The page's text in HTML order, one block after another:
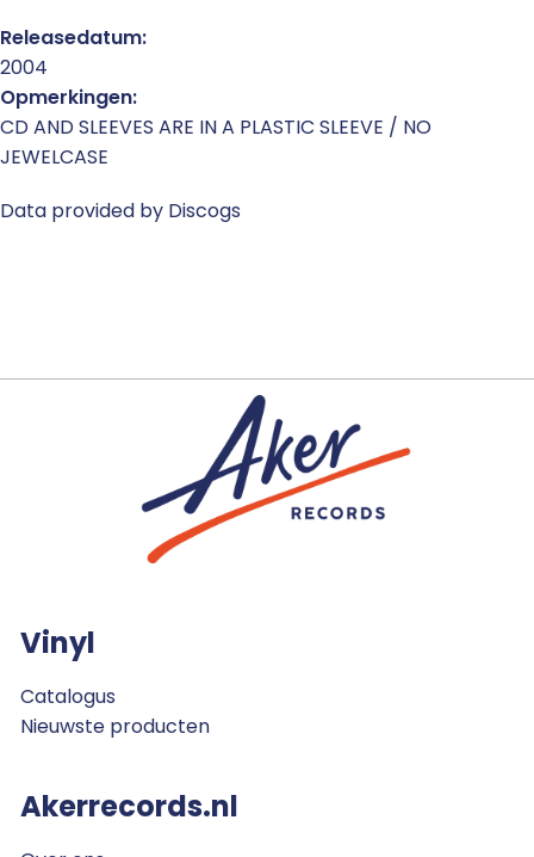
Releasedatum:
2004
Opmerkingen:
CD AND SLEEVES ARE IN A PLASTIC SLEEVE / NO
JEWELCASE
Data provided by Discogs
Vinyl
Catalogus
Nieuwste producten
Akerrecords.nl